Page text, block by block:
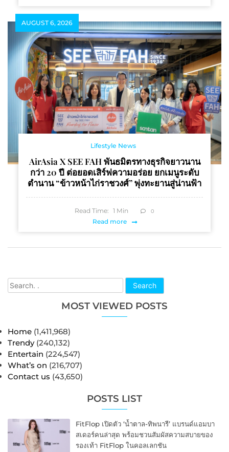
Search
MOST VIEWED POSTS
Home (1,411,968)
Trendy (240,132)
Entertain (224,547)
What’s on (216,707)
Contact us (43,650)
POSTS LIST
FitFlop เปิดตัว ‘น้ำตาล-ทิพนารี’ แบรนด์แอมบา
สเดอร์คนล่าสุด พร้อมชวนสัมผัสความสบายของ
รองเท้า FitFlop ในคอลเลกชัน
AUGUST 6, 2026
Lifestyle News
AirAsia X SEE FAH พันธมิตรทางธุรกิจยาวนาน
กว่า 20 ปี ต่อยอดเสิร์ฟความอร่อย ยกเมนูระดับ
ตำนาน “ข้าวหน้าไก่ราชวงศ์” พุ่งทะยานสู่น่านฟ้า
Read Time: 1 Min 0
Read more